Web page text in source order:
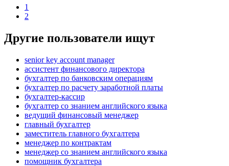
1
2
Другие пользователи ищут
senior key account manager
ассистент финансового директора
бухгалтер по банковским операциям
бухгалтер по расчету заработной платы
бухгалтер-кассир
бухгалтер со знанием английского языка
ведущий финансовый менеджер
главный бухгалтер
заместитель главного бухгалтера
менеджер по контрактам
менеджер со знанием английского языка
помощник бухгалтера